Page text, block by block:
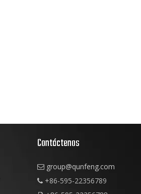
Contáctenos
 group@qunfeng.com
 +86-595-22356789